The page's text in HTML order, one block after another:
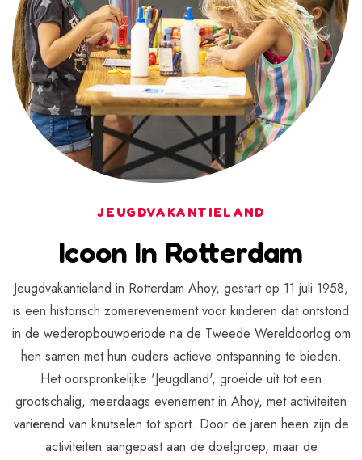
JEUGDVAKANTIELAND
Icoon In Rotterdam
Jeugdvakantieland in Rotterdam Ahoy, gestart op 11 juli 1958,
is een historisch zomerevenement voor kinderen dat ontstond
in de wederopbouwperiode na de Tweede Wereldoorlog om
hen samen met hun ouders actieve ontspanning te bieden.
Het oorspronkelijke 'Jeugdland', groeide uit tot een
grootschalig, meerdaags evenement in Ahoy, met activiteiten
variërend van knutselen tot sport. Door de jaren heen zijn de
activiteiten aangepast aan de doelgroep, maar de